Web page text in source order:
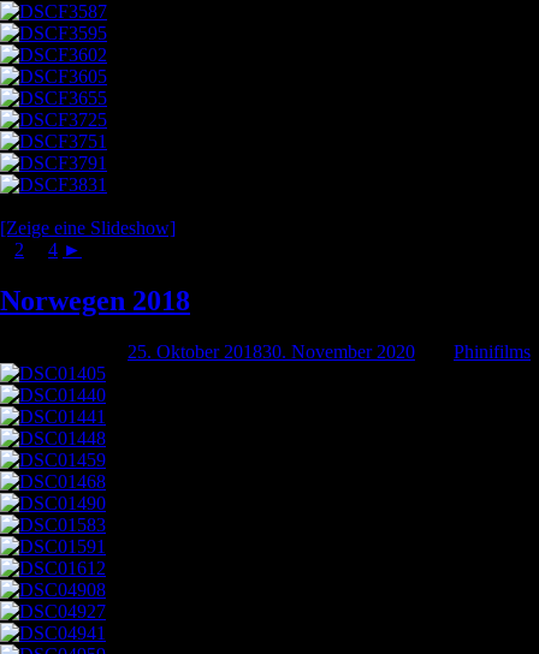
[Zeige eine Slideshow]
2 4 ►
Norwegen 2018
25. Oktober 201830. November 2020 Phinifilms